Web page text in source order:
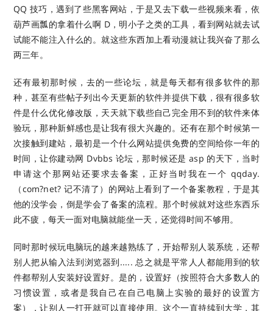
QQ 技巧，遇到了些黑客网站，于是又去下载一些视频来看，依
葫芦画瓢的拿着什么啊 D，明小子之类的工具，看到网站就去试
试能不能注入什么的。就这些东西加上看动漫就让我兴奋了那么
两三年。
还有最初那时候，去的一些论坛，就是每天都有很多软件的那
种，甚至有些帖子列出今天更新的软件并提供下载，很有很多软
件是什么优化修改版，天天就下载些自己完全用不到的软件来体
验玩，那种新鲜感也是让我有很大兴趣的。还有在那个时候第一
次接触到建站，最初是一个什么网站提供免费的空间给你一年的
时间，让你建动网 Dvbbs 论坛，那时候还是 asp 的天下，当时
申请这个那网站还要求去备案，正好当时我在一个 qqday.
（com?net? 记不清了）的网站上看到了一个备案教程，于是其
他的没学会，倒是学会了备案的流程。那个时候就对这些东西乐
此不疲，每天一面对电脑就能坐一天，还觉得时间不够用。
同时那时候玩电脑玩的越来越熟练了，开始帮别人装系统，还帮
别人把从输入法到浏览器到..... 总之就是平常人人都能用到的软
件都帮别人安装好设置好。是的，设置好（按照符合大多数人的
习惯设置，或者是我自己在自己电脑上实验的最好的设置方
案），让别人一打开就可以直接使用。这个一直持续到大学，其